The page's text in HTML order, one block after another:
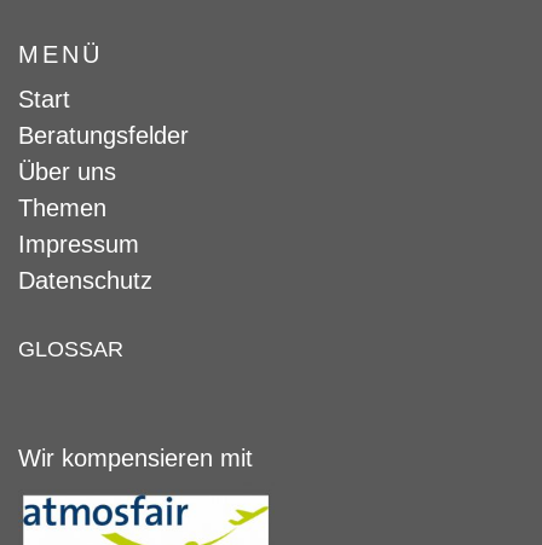
MENÜ
Start
Beratungsfelder
Über uns
Themen
Impressum
Datenschutz
GLOSSAR
Wir kompensieren mit